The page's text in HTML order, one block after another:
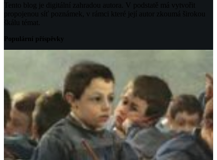
Tento blog je digitální zahradou autora. V podstatě má vytvořit
propojenou síť poznámek, v rámci které její autor zkoumá širokou
škálu témat.
Populární příspěvky